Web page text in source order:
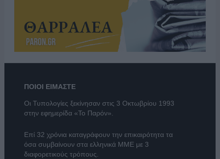
ΠΟΙΟΙ ΕΙΜΑΣΤΕ
Οι Τυπολογίες ξεκίνησαν στις 3 Οκτωβρίου 1993
στην εφημερίδα «Το Παρόν».
Επί 32 χρόνια καταγράφουν την επικαιρότητα τα
όσα συμβαίνουν στα ελληνικά ΜΜΕ με 3
διαφορετικούς τρόπους.